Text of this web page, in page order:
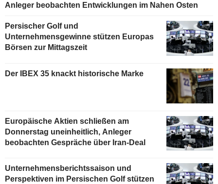
Anleger beobachten Entwicklungen im Nahen Osten
Persischer Golf und
Unternehmensgewinne stützen Europas
Börsen zur Mittagszeit
Der IBEX 35 knackt historische Marke
Europäische Aktien schließen am
Donnerstag uneinheitlich, Anleger
beobachten Gespräche über Iran-Deal
Unternehmensberichtssaison und
Perspektiven im Persischen Golf stützen